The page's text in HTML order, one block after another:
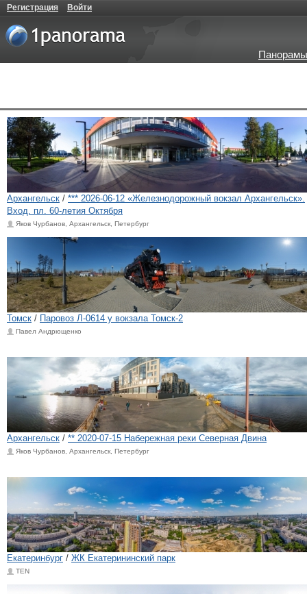
Регистрация Войти
Архангельск / *** 2026-06-12 «Железнодорожный вокзал Архангельск».
Вход. пл. 60-летия Октября
Яков Чурбанов, Архангельск, Петербург
Томск / Паровоз Л-0614 у вокзала Томск-2
Павел Андрющенко
Архангельск / ** 2020-07-15 Набережная реки Северная Двина
Яков Чурбанов, Архангельск, Петербург
Екатеринбург / ЖК Екатерининский парк
TEN